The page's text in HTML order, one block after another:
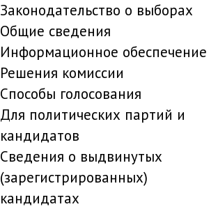
Законодательство о выборах
Общие сведения
Информационное обеспечение
Решения комиссии
Способы голосования
Для политических партий и
кандидатов
Сведения о выдвинутых
(зарегистрированных)
кандидатах